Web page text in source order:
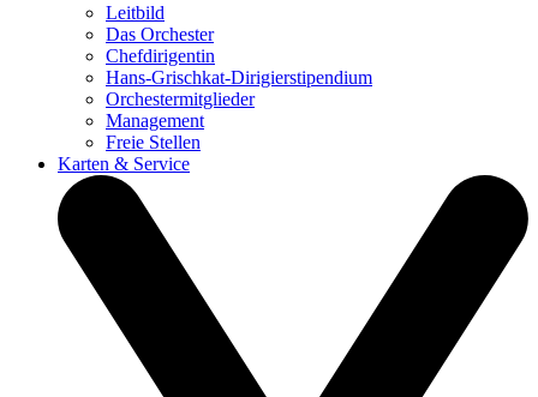
Leitbild
Das Orchester
Chefdirigentin
Hans-Grischkat-Dirigierstipendium
Orchestermitglieder
Management
Freie Stellen
Karten & Service